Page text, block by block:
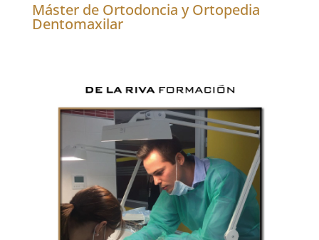
Máster de Ortodoncia y Ortopedia
Dentomaxilar